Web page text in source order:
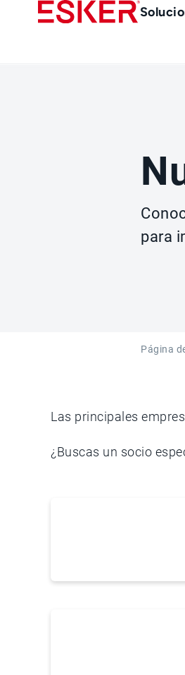
Main
para
Página
Las principales
¿Buscas un socio